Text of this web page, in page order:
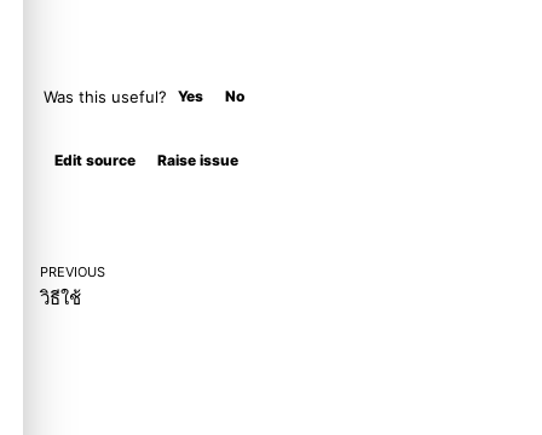
Was this useful? Yes No
Edit source Raise issue
PREVIOUS
วิธีใช้